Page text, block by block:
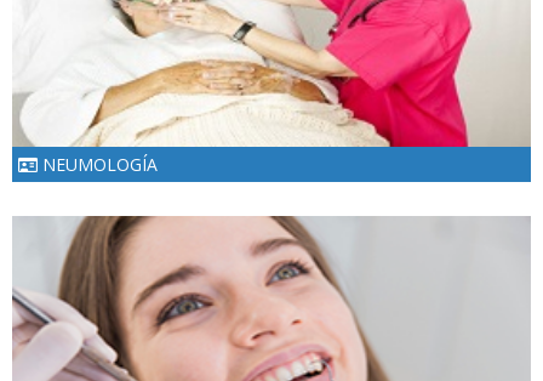
NEUMOLOGÍA